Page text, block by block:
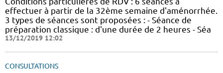
effectuer à partir de la 32ème semaine d'aménorrhée.
3 types de séances sont proposées : - Séance de
préparation classique : d'une durée de 2 heures - Séa
13/12/2019 12:02
CONSULTATIONS